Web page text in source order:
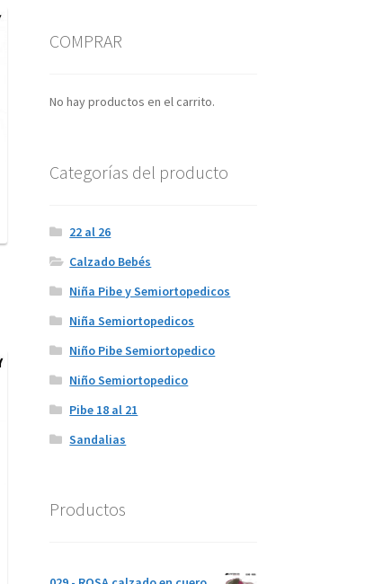
COMPRAR
No hay productos en el carrito.
Categorías del producto
22 al 26
Calzado Bebés
Niña Pibe y Semiortopedicos
Niña Semiortopedicos
Niño Pibe Semiortopedico
Niño Semiortopedico
Pibe 18 al 21
Sandalias
Productos